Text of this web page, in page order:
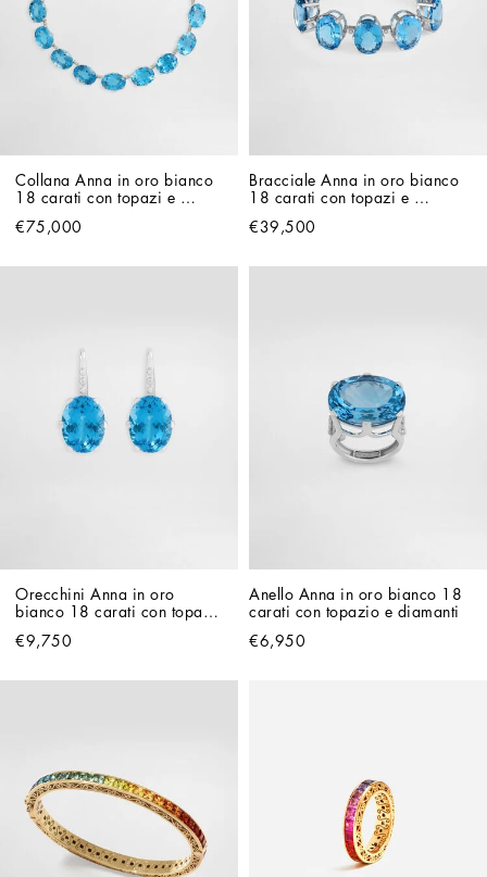
Collana Anna in oro bianco
18 carati con topazi e
€75,000
Bracciale Anna in oro bianco
18 carati con topazi e
€39,500
Orecchini Anna in oro
bianco 18 carati con topazi
€9,750
Anello Anna in oro bianco 18
carati con topazio e diamanti
€6,950